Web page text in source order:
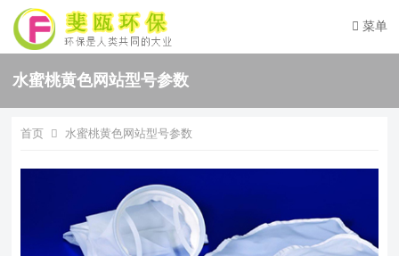
菜单
水蜜桃黄色网站型号参数
首页 水蜜桃黄色网站型号参数